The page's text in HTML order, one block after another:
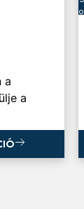
a
a